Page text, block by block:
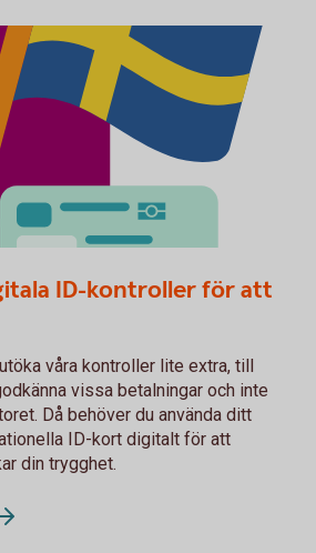
ID-kontroller för att
våra kontroller lite extra, till
vissa betalningar och inte
Då behöver du använda ditt
ID-kort digitalt för att
din trygghet.